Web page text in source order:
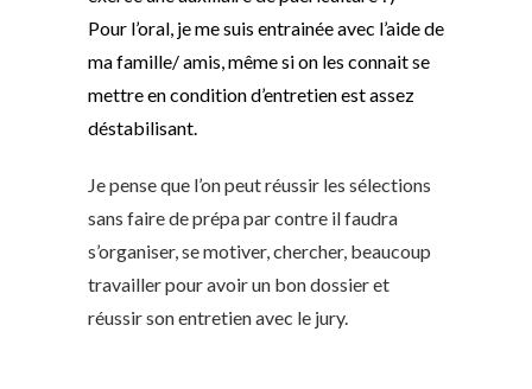
Pour l’oral, je me suis entrainée avec l’aide de
ma famille/ amis, même si on les connait se
mettre en condition d’entretien est assez
déstabilisant.
Je pense que l’on peut réussir les sélections
sans faire de prépa par contre il faudra
s’organiser, se motiver, chercher, beaucoup
travailler pour avoir un bon dossier et
réussir son entretien avec le jury.